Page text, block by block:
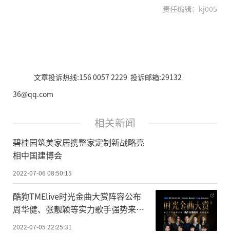
责任编辑：kj005
文章投诉热线:156 0057 2229 投诉邮箱:29132
36@qq.com
相关新闻
碧桂园筑美家居携整家定制新战略亮
相中国建博会
2022-07-06 08:50:15
酷狗TMElive时光金曲大赏阵容公布
周华健、张靓颖等实力歌手强势来
袭！
2022-07-05 22:25:31